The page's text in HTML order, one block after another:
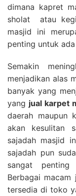
dimana kapret
sholat atau
masjid ini
penting untuk
Semakin
menjadikan alas
banyak yang
yang jual karpet
daerah maupun
akan kesulitan
sajadah masjid
sajadah pun
sangat penting
Berbagai
tersedia di toko